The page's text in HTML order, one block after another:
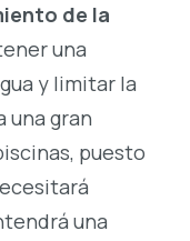
de la
una
y limitar la
una gran
puesto
una